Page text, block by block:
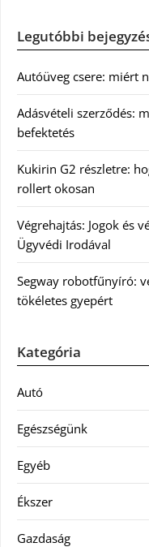
Legutóbbi
Autóüveg csere: miért
Adásvételi szerződés:
befektetés
Kukirin G2 részletre:
rollert okosan
Végrehajtás: Jogok és
Ügyvédi Irodával
Segway robotfűnyíró:
tökéletes gyepért
Kategória
Autó
Egészségünk
Egyéb
Ékszer
Gazdaság